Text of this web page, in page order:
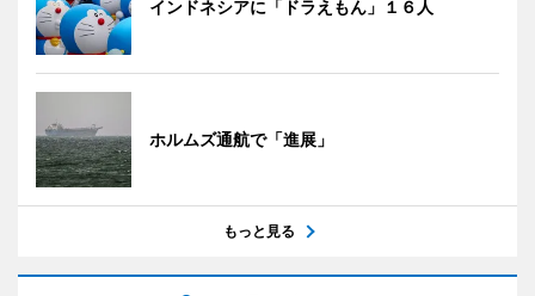
インドネシアに「ドラえもん」１６人
ホルムズ通航で「進展」
もっと見る